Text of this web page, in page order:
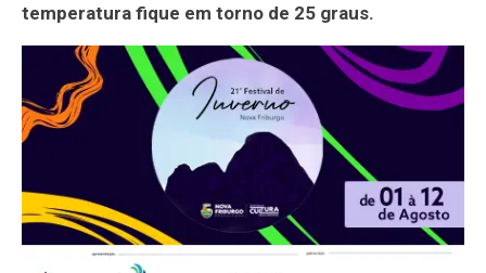
temperatura fique em torno de 25 graus.